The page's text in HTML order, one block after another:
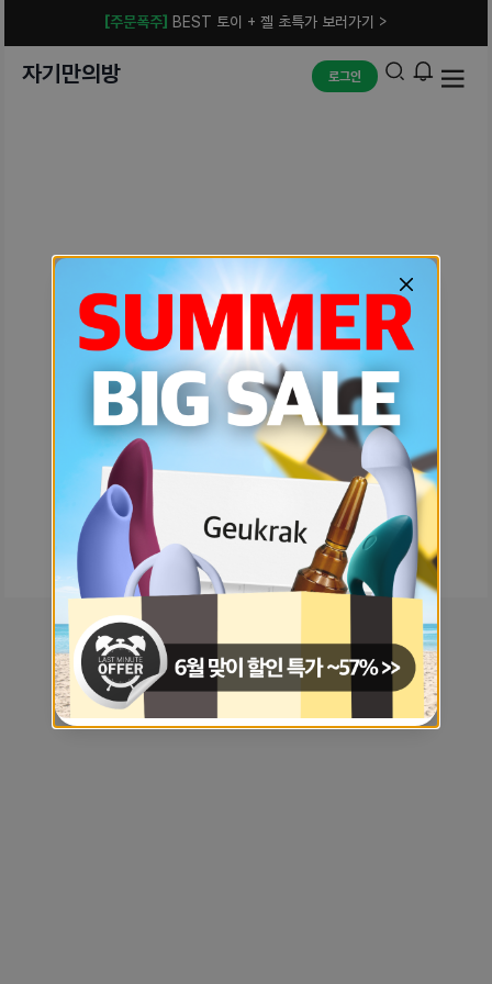
[주문폭주] BEST 토이 + 젤 초특가 보러가기 >
자기만의방 로그인
예상치 못한 에러입니다.